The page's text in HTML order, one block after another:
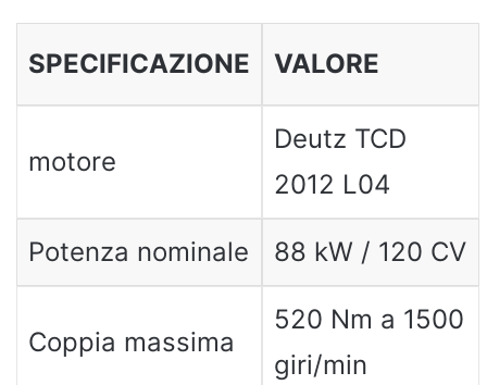
SPECIFICAZIONE VALORE
motore
Deutz TCD
2012 L04
Potenza nominale 88 kW / 120 CV
Coppia massima
520 Nm a 1500
giri/min